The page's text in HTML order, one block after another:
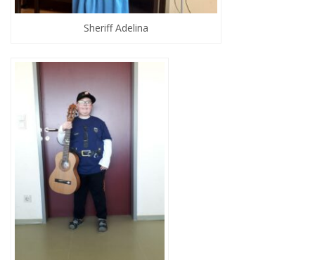
Sheriff Adelina